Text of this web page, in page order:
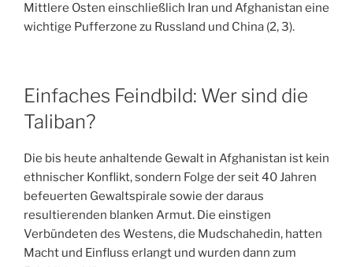
Mittlere Osten einschließlich Iran und Afghanistan eine
wichtige Pufferzone zu Russland und China (2, 3).
Einfaches Feindbild: Wer sind die
Taliban?
Die bis heute anhaltende Gewalt in Afghanistan ist kein
ethnischer Konflikt, sondern Folge der seit 40 Jahren
befeuerten Gewaltspirale sowie der daraus
resultierenden blanken Armut. Die einstigen
Verbündeten des Westens, die Mudschahedin, hatten
Macht und Einfluss erlangt und wurden dann zum